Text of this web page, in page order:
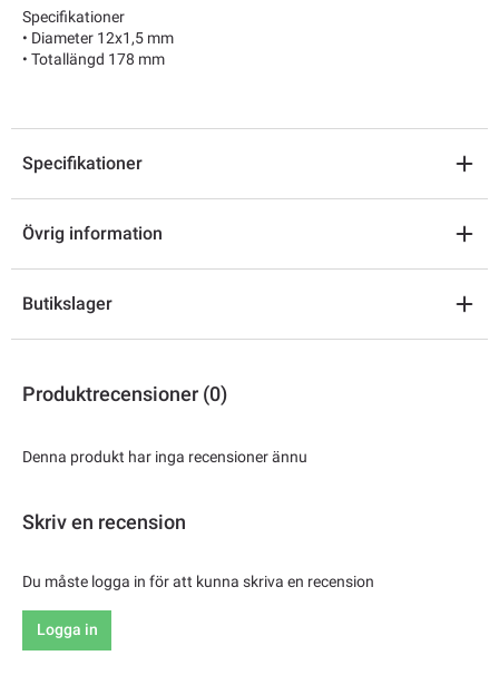
Specifikationer
• Diameter 12x1,5 mm
• Totallängd 178 mm
Specifikationer
Övrig information
Butikslager
Produktrecensioner (0)
Denna produkt har inga recensioner ännu
Skriv en recension
Du måste logga in för att kunna skriva en recension
Logga in